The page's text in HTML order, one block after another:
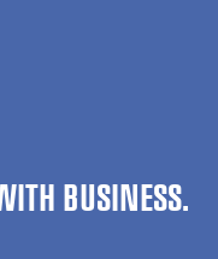
BUSINESS.